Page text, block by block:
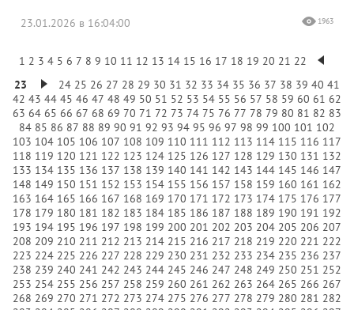
23.01.2026 в 16:04:00 1963
1 2 3 4 5 6 7 8 9 10 11 12 13 14 15 16 17 18 19 20 21 22
23
24 25 26 27 28 29 30 31 32 33 34 35 36 37 38 39 40 41
42 43 44 45 46 47 48 49 50 51 52 53 54 55 56 57 58 59 60 61 62
63 64 65 66 67 68 69 70 71 72 73 74 75 76 77 78 79 80 81 82 83
84 85 86 87 88 89 90 91 92 93 94 95 96 97 98 99 100 101 102
103 104 105 106 107 108 109 110 111 112 113 114 115 116 117
118 119 120 121 122 123 124 125 126 127 128 129 130 131 132
133 134 135 136 137 138 139 140 141 142 143 144 145 146 147
148 149 150 151 152 153 154 155 156 157 158 159 160 161 162
163 164 165 166 167 168 169 170 171 172 173 174 175 176 177
178 179 180 181 182 183 184 185 186 187 188 189 190 191 192
193 194 195 196 197 198 199 200 201 202 203 204 205 206 207
208 209 210 211 212 213 214 215 216 217 218 219 220 221 222
223 224 225 226 227 228 229 230 231 232 233 234 235 236 237
238 239 240 241 242 243 244 245 246 247 248 249 250 251 252
253 254 255 256 257 258 259 260 261 262 263 264 265 266 267
268 269 270 271 272 273 274 275 276 277 278 279 280 281 282